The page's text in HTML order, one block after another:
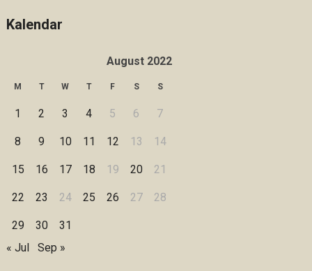
Kalendar
August 2022
M T W T F S S
1 2 3 4 5 6 7
8 9 10 11 12 13 14
15 16 17 18 19 20 21
22 23 24 25 26 27 28
29 30
31
« Jul
Sep »